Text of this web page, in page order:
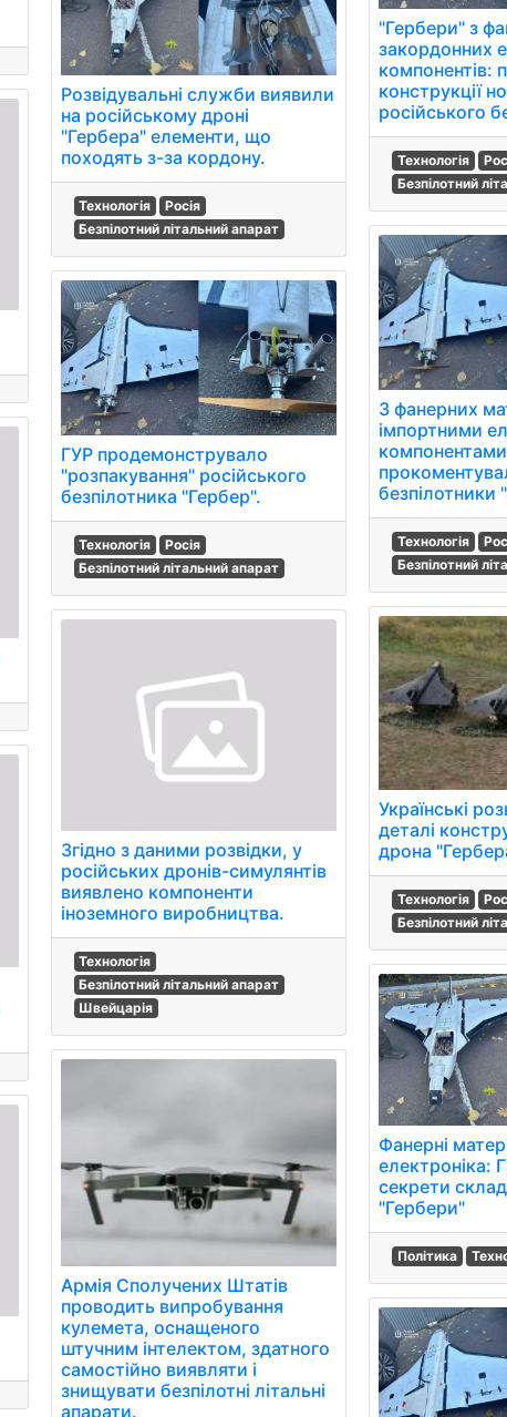
Розвідувальні служби виявили
на російському дроні
"Гербера" елементи, що
походять з-за кордону.
Технологія
Росія
Безпілотний літальний апарат
ГУР продемонструвало
"розпакування" російського
безпілотника "Гербер".
Технологія
Росія
Безпілотний літальний апарат
Згідно з даними розвідки, у
російських дронів-симулянтів
виявлено компоненти
іноземного виробництва.
Технологія
Безпілотний літальний апарат
Швейцарія
Армія Сполучених Штатів
проводить випробування
кулемета, оснащеного
штучним інтелектом, здатного
самостійно виявляти і
знищувати безпілотні літальні
апарати.
"Гербери" з
закордонних
компонентів:
конструкції
російського
Технологія
Безпілотний
З фанерних
імпортними
Технологія
Безпілотний
Українські
деталі
дрона
Технологія
Безпілотний
Фанерні
електроніка:
секрети
"Гербери"
Політика